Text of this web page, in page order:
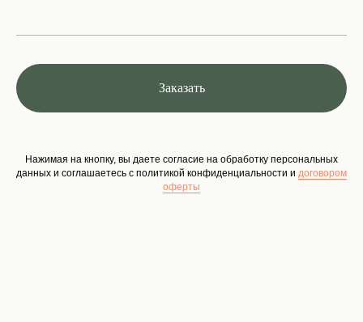
Заказать
Нажимая на кнопку, вы даете согласие на обработку персональных
данных и соглашаетесь c политикой конфиденциальности и договором
оферты